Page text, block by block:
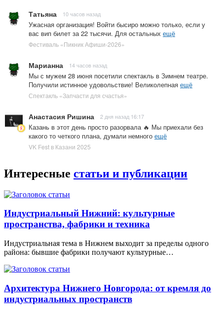
Татьяна 10 часов назад
Ужасная организация! Войти бысиро можно только, если у
вас вип билет за 22 тысячи. Для остальных ещё
Фестиваль «Пикник Афиши-2026»
Марианна 14 часов назад
Мы с мужем 28 июня посетили спектакль в Зимнем театре.
Получили истинное удовольствие! Великолепная ещё
Спектакль «Запчасти для счастья»
Анастасия Ришина 2 дня назад 16:17
Казань в этот день просто разорвала 🔥 Мы приехали без
какого то четкого плана, думали немного ещё
VK Fest в Казани 2025
Интересные статьи и публикации
Индустриальный Нижний: культурные
пространства, фабрики и техника
Индустриальная тема в Нижнем выходит за пределы одного
района: бывшие фабрики получают культурные…
Архитектура Нижнего Новгорода: от кремля до
индустриальных пространств